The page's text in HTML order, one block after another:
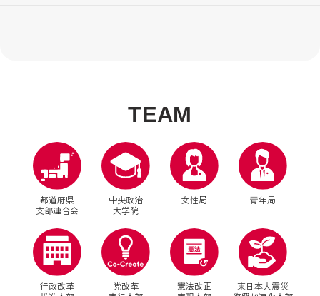
自民党大分政治学院（大分）
ふるさとリーダー育成塾かごんま造士館（鹿児島）
Okinawa政治大学校-夢・志道場-（沖縄）
TEAM
都道府県
支部連合会
中央政治
大学院
女性局 青年局
行政改革
党改革
憲法改正
東日本大震災